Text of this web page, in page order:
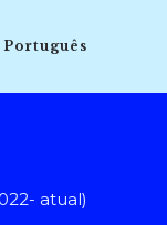
Português
atual)